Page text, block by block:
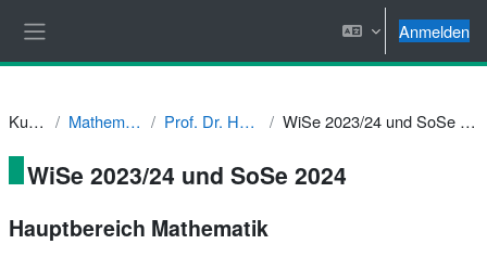
Anmelden
Kurse Mathematik Prof. Dr. Hellus WiSe 2023/24 und SoSe 2024
WiSe 2023/24 und SoSe 2024
Hauptbereich Mathematik